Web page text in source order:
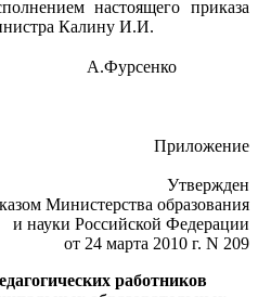
настоящего приказа
Калину И.И.
А.Фурсенко
Приложение
Утвержден
Министерства образования
и науки Российской Федерации
от 24 марта 2010 г. N 209
работников